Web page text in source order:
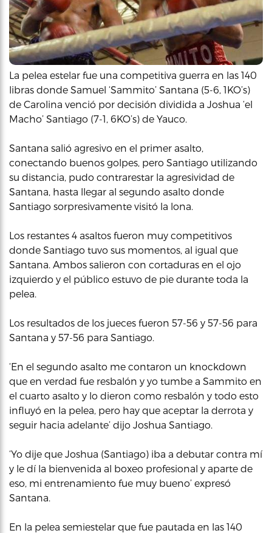
La pelea estelar fue una competitiva guerra en las 140
libras donde Samuel ‘Sammito’ Santana (5-6, 1KO’s)
de Carolina venció por decisión dividida a Joshua ‘el
Macho’ Santiago (7-1, 6KO’s) de Yauco.
Santana salió agresivo en el primer asalto,
conectando buenos golpes, pero Santiago utilizando
su distancia, pudo contrarestar la agresividad de
Santana, hasta llegar al segundo asalto donde
Santiago sorpresivamente visitó la lona.
Los restantes 4 asaltos fueron muy competitivos
donde Santiago tuvo sus momentos, al igual que
Santana. Ambos salieron con cortaduras en el ojo
izquierdo y el público estuvo de pie durante toda la
pelea.
Los resultados de los jueces fueron 57-56 y 57-56 para
Santana y 57-56 para Santiago.
‘En el segundo asalto me contaron un knockdown
que en verdad fue resbalón y yo tumbe a Sammito en
el cuarto asalto y lo dieron como resbalón y todo esto
influyó en la pelea, pero hay que aceptar la derrota y
seguir hacia adelante’ dijo Joshua Santiago.
‘Yo dije que Joshua (Santiago) iba a debutar contra mí
y le dí la bienvenida al boxeo profesional y aparte de
eso, mi entrenamiento fue muy bueno’ expresó
Santana.
En la pelea semiestelar que fue pautada en las 140